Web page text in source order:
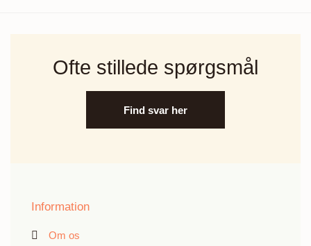
Ofte stillede spørgsmål
Find svar her
Information
Om os